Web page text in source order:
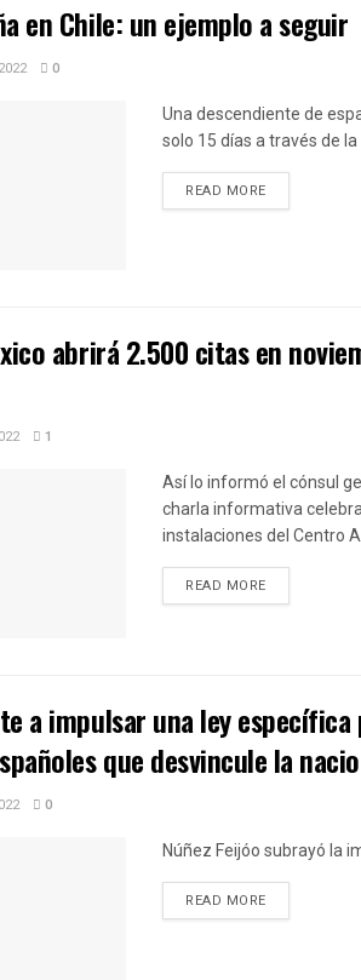
en Chile: un ejemplo a seguir
0
Una descendiente de
solo 15 días a través de
READ MOREDETAILS
abrirá 2.500 citas en
1
Así lo informó el cónsul
charla informativa
instalaciones del Centro
READ MOREDETAILS
a impulsar una ley
que desvincule la
0
Núñez Feijóo subrayó la
READ MOREDETAILS